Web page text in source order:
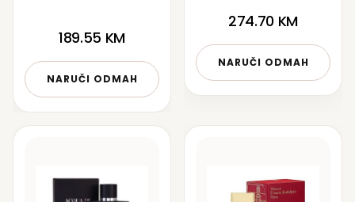
189.55 KM
NARUČI ODMAH
274.70 KM
NARUČI ODMAH